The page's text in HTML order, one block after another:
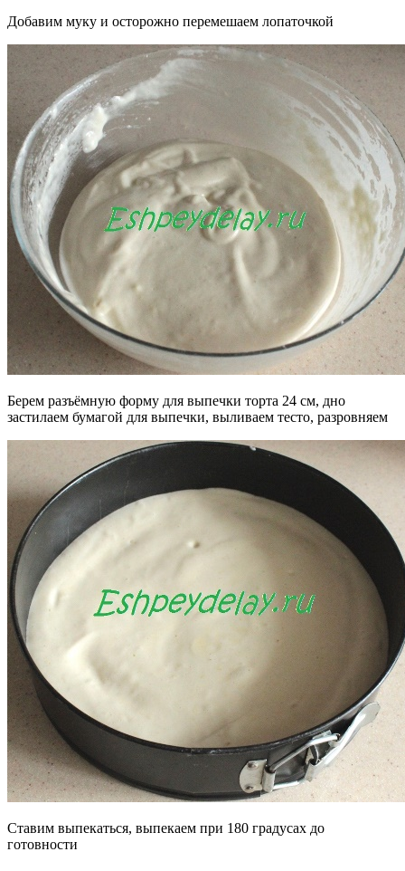
Добавим муку и осторожно перемешаем лопаточкой
Берем разъёмную форму для выпечки торта 24 см, дно
застилаем бумагой для выпечки, выливаем тесто, разровняем
Ставим выпекаться, выпекаем при 180 градусах до
готовности